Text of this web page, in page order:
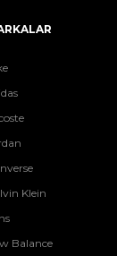
Klein
Balance